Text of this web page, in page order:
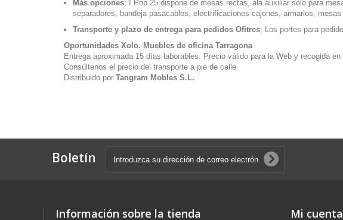
Más opciones; I.Pop 25 dispone de mesas rectas, ala auxiliar solo para
separadores, bandeja pasacables, electrificaciones cajones, armarios,
Transporte y plazo de entrega para pedidos Ofitres; Los portes para
Oportunidades Xolo. Muebles de oficina Tarragona
Entrega aproximada 15 días laborables. Precio válido para la Web y recogida
Consúltenos el precio del transporte a pie de calle
Distribuido por Tangram Mobles S.L.
Boletín
Información sobre la tienda Mi cuenta